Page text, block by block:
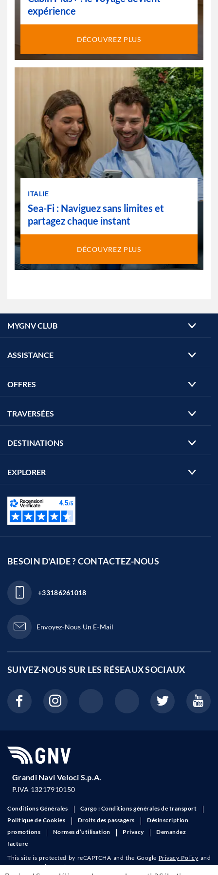
expérience
DÉCOUVREZ PLUS
ITALIE
Sea-Fi : Naviguez sans limites et
partagez chaque instant
DÉCOUVREZ PLUS
MYGNV CLUB
ASSISTANCE
OFFRES
TRAVERSÉES
DESTINATIONS
EXPLORER
BESOIN D'AIDE ? CONTACTEZ-NOUS
+33186261018
Envoyez-Nous Un E-Mail
SUIVEZ-NOUS SUR LES RÉSEAUX SOCIAUX
Grandi Navi Veloci S.p.A.
P.IVA 13217910150
Conditions Générales
Cargo : Conditions générales de transport
Politique de Cookies
Droits des passagers
Désinscription
promotions
Normes d’utilisation Privacy
Demandez
facture
This site is protected by reCAPTCHA and the Google Privacy Policy and
Terms of Serviceapply.